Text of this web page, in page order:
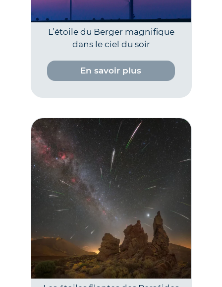
L’étoile du Berger magnifique
dans le ciel du soir
En savoir plus